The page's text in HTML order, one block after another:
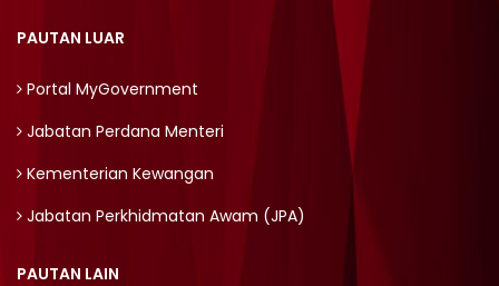
PAUTAN LUAR
Portal MyGovernment
Jabatan Perdana Menteri
Kementerian Kewangan
Jabatan Perkhidmatan Awam (JPA)
PAUTAN LAIN